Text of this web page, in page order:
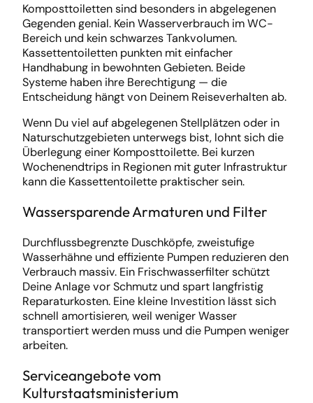
Komposttoiletten sind besonders in abgelegenen
Gegenden genial. Kein Wasserverbrauch im WC-
Bereich und kein schwarzes Tankvolumen.
Kassettentoiletten punkten mit einfacher
Handhabung in bewohnten Gebieten. Beide
Systeme haben ihre Berechtigung — die
Entscheidung hängt von Deinem Reiseverhalten ab.
Wenn Du viel auf abgelegenen Stellplätzen oder in
Naturschutzgebieten unterwegs bist, lohnt sich die
Überlegung einer Komposttoilette. Bei kurzen
Wochenendtrips in Regionen mit guter Infrastruktur
kann die Kassettentoilette praktischer sein.
Wassersparende Armaturen und Filter
Durchflussbegrenzte Duschköpfe, zweistufige
Wasserhähne und effiziente Pumpen reduzieren den
Verbrauch massiv. Ein Frischwasserfilter schützt
Deine Anlage vor Schmutz und spart langfristig
Reparaturkosten. Eine kleine Investition lässt sich
schnell amortisieren, weil weniger Wasser
transportiert werden muss und die Pumpen weniger
arbeiten.
Serviceangebote vom
Kulturstaatsministerium